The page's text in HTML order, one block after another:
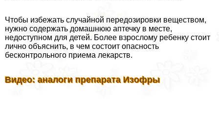
Чтобы избежать случайной передозировки веществом,
нужно содержать домашнюю аптечку в месте,
недоступном для детей. Более взрослому ребенку стоит
лично объяснить, в чем состоит опасность
бесконтрольного приема лекарств.
Видео: аналоги препарата Изофры